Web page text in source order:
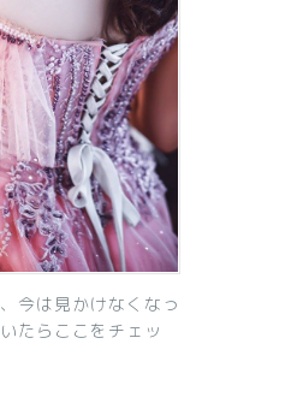
今は見かけなくなっ
たらここをチェッ